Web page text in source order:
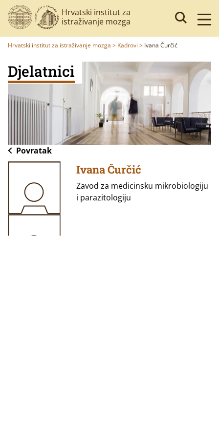
Hrvatski institut za
istraživanje mozga
Hrvatski institut za istraživanje mozga > Kadrovi > Ivana Čurčić
Djelatnici
Povratak
Ivana Čurčić
Zavod za medicinsku mikrobiologiju
i parazitologiju